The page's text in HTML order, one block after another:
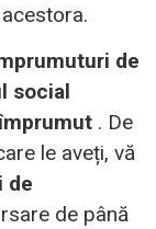
de
social
. De
le aveți, vă
de
de până